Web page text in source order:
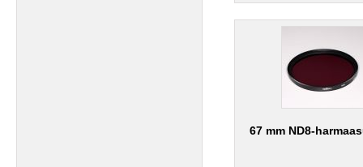
67 mm ND8-